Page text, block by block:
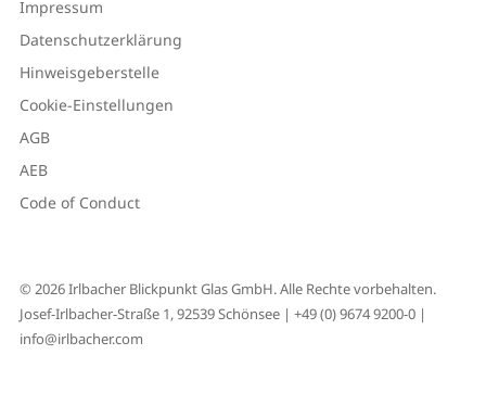
Impressum
Datenschutzerklärung
Hinweisgeberstelle
Cookie-Einstellungen
AGB
AEB
Code of Conduct
© 2026 Irlbacher Blickpunkt Glas GmbH. Alle Rechte vorbehalten.
Josef-Irlbacher-Straße 1, 92539 Schönsee | +49 (0) 9674 9200-0 |
info@irlbacher.com